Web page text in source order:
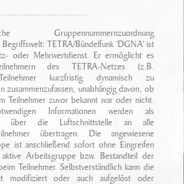
Gruppennummernzuordnung
Begriffswelt: TETRA/Bündelfunk 'DGNA' ist
oder Mehrwertdienst. Er ermöglicht es
des TETRA-Netzes (z.B.
kurzfristig dynamisch zu
zusammenzufassen, unabhängig davon, ob
Teilnehmer zuvor bekannt war oder nicht.
Informationen werden als
über die Luftschnittstelle an alle
übertragen. Die angewiesene
ist anschließend sofort ohne Eingreifen
Arbeitsgruppe bzw. Bestandteil der
Teilnehmer. Selbstverständlich kann die
modifiziert oder auch aufgelöst oder